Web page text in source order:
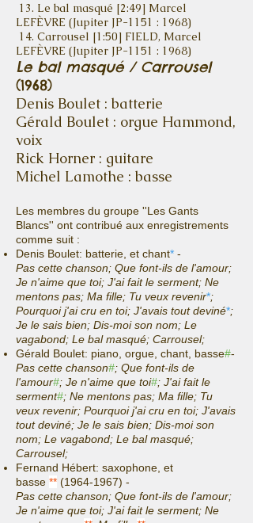
13. Le bal masqué [2:49] Marcel
LEFÈVRE (Jupiter JP-1151 : 1968)
14. Carrousel [1:50] FIELD, Marcel
LEFÈVRE (Jupiter JP-1151 : 1968)
Le bal masqué / Carrousel
(1968)
Denis Boulet : batterie
Gérald Boulet : orgue Hammond,
voix
Rick Horner : guitare
Michel Lamothe : basse
Les membres du groupe ''Les Gants
Blancs'' ont contribué aux enregistrements
comme suit :
Denis Boulet: batterie, et chant* -
Pas cette chanson; Que font-ils de l'amour;
Je n'aime que toi; J'ai fait le serment; Ne
mentons pas; Ma fille; Tu veux revenir*;
Pourquoi j'ai cru en toi; J'avais tout deviné*;
Je le sais bien; Dis-moi son nom; Le
vagabond; Le bal masqué; Carrousel;
Gérald Boulet: piano, orgue, chant, basse#-
Pas cette chanson#; Que font-ils de
l'amour#; Je n'aime que toi#; J'ai fait le
serment#; Ne mentons pas; Ma fille; Tu
veux revenir; Pourquoi j'ai cru en toi; J'avais
tout deviné; Je le sais bien; Dis-moi son
nom; Le vagabond; Le bal masqué;
Carrousel;
Fernand Hébert: saxophone, et
basse ** (1964-1967) -
Pas cette chanson; Que font-ils de l'amour;
Je n'aime que toi; J'ai fait le serment; Ne